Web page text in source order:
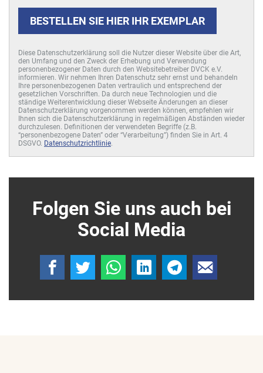
BESTELLEN SIE HIER IHR EXEMPLAR
Diese Datenschutzerklärung soll die Nutzer dieser Website über die Art,
den Umfang und den Zweck der Erhebung und Verwendung
personenbezogener Daten durch den Websitebetreiber DVCK e.V.
informieren. Wir nehmen Ihren Datenschutz sehr ernst und behandeln
Ihre personenbezogenen Daten vertraulich und entsprechend der
gesetzlichen Vorschriften. Da durch neue Technologien und die
ständige Weiterentwicklung dieser Webseite Änderungen an dieser
Datenschutzerklärung vorgenommen werden können, empfehlen wir
Ihnen sich die Datenschutzerklärung in regelmäßigen Abständen wieder
durchzulesen. Definitionen der verwendeten Begriffe (z.B.
“personenbezogene Daten” oder “Verarbeitung”) finden Sie in Art. 4
DSGVO. Datenschutzrichtlinie.
Folgen Sie uns auch bei
Social Media